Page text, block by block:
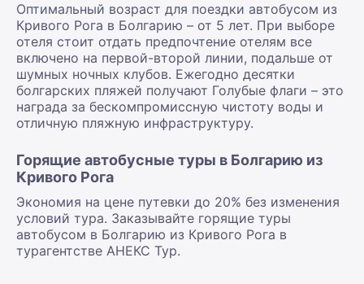
Оптимальный возраст для поездки автобусом из
Кривого Рога в Болгарию – от 5 лет. При выборе
отеля стоит отдать предпочтение отелям все
включено на первой-второй линии, подальше от
шумных ночных клубов. Ежегодно десятки
болгарских пляжей получают Голубые флаги – это
награда за бескомпромиссную чистоту воды и
отличную пляжную инфраструктуру.
Горящие автобусные туры в Болгарию из
Кривого Рога
Экономия на цене путевки до 20% без изменения
условий тура. Заказывайте горящие туры
автобусом в Болгарию из Кривого Рога в
турагентстве АНЕКС Тур.